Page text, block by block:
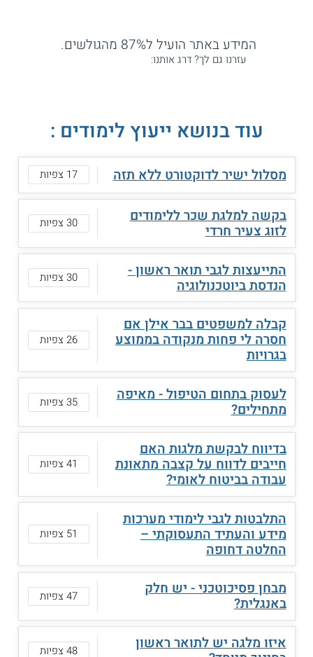
המידע באתר הועיל ל87% מהגולשים.
עזרנו גם לך? דרג אותנו:
עוד בנושא ייעוץ לימודים :
מסלול ישיר לדוקטורט ללא תזה 17 צפיות
בקשה למלגת שכר ללימודים
לזוג צעיר חרדי 30 צפיות
התייעצות לגבי תואר ראשון -
הנדסת ביוטכנולוגיה 30 צפיות
קבלה למשפטים בבר אילן אם
חסרה לי פחות מנקודה בממוצע
בגרויות
26 צפיות
לעסוק בתחום הטיפול - מאיפה
מתחילים? 35 צפיות
בדיווח לבקשת מלגות האם
חייבים לדווח על קצבה מתאונת
עבודה בביטוח לאומי?
41 צפיות
התלבטות לגבי לימודי מערכות
מידע והעתיד התעסוקתי –
החלטה דחופה
51 צפיות
מבחן פסיכוטכני - יש חלק
באנגלית? 47 צפיות
איזו מלגה יש לתואר ראשון 48 צפיות